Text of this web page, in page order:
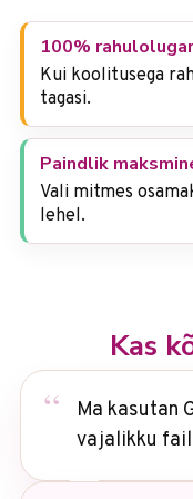
100%
Kui koolitusega
tagasi.
Paindlik
Vali mitmes
lehel.
Kas
Ma kasutan
vajalikku